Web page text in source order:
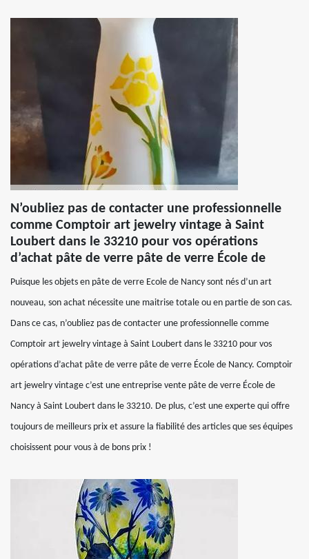
N’oubliez pas de contacter une professionnelle
comme Comptoir art jewelry vintage à Saint
Loubert dans le 33210 pour vos opérations
d’achat pâte de verre pâte de verre École de
Puisque les objets en pâte de verre Ecole de Nancy sont nés d’un art
nouveau, son achat nécessite une maitrise totale ou en partie de son cas.
Dans ce cas, n’oubliez pas de contacter une professionnelle comme
Comptoir art jewelry vintage à Saint Loubert dans le 33210 pour vos
opérations d’achat pâte de verre pâte de verre École de Nancy. Comptoir
art jewelry vintage c’est une entreprise vente pâte de verre École de
Nancy à Saint Loubert dans le 33210. De plus, c’est une experte qui offre
toujours de meilleurs prix et assure la fiabilité des articles que ses équipes
choisissent pour vous à de bons prix !